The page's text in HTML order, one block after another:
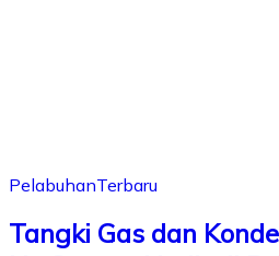
PelabuhanTerbaru
Tangki Gas dan